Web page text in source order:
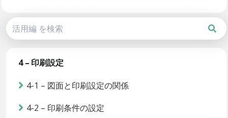
4 – 印刷設定
4-1 – 図面と印刷設定の関係
4-2 – 印刷条件の設定